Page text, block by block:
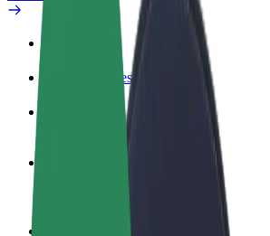
Kā pievienoties
Gūsti ieņēmumus, kā vēlies